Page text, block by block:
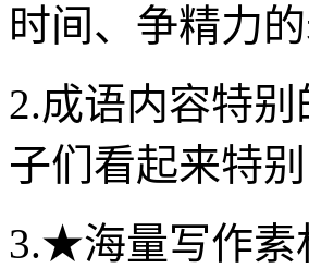
时间、争精力的
2.成语内容特
子们看起来特
3.★海量写作素